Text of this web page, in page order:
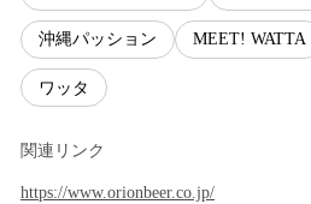
沖縄パッション MEET! WATTA
ワッタ
関連リンク
https://www.orionbeer.co.jp/